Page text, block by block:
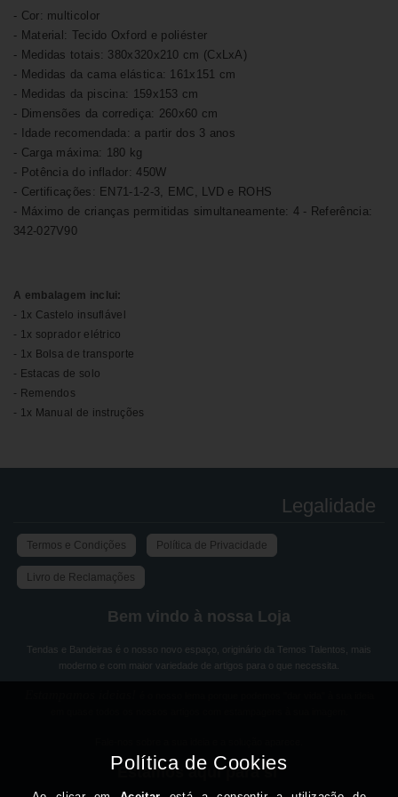
- Cor: multicolor
- Material: Tecido Oxford e poliéster
- Medidas totais: 380x320x210 cm (CxLxA)
- Medidas da cama elástica: 161x151 cm
- Medidas da piscina: 159x153 cm
- Dimensões da corrediça: 260x60 cm
- Idade recomendada: a partir dos 3 anos
- Carga máxima: 180 kg
- Potência do inflador: 450W
- Certificações: EN71-1-2-3, EMC, LVD e ROHS
- Máximo de crianças permitidas simultaneamente: 4 - Referência:
342-027V90
A embalagem inclui:
- 1x Castelo insuflável
- 1x soprador elétrico
- 1x Bolsa de transporte
- Estacas de solo
- Remendos
- 1x Manual de instruções
Legalidade
Termos e Condições Política de Privacidade
Livro de Reclamações
Bem vindo à nossa Loja
Tendas e Bandeiras é o nosso novo espaço, originário da Temos Talentos, mais
moderno e com maior variedade de artigos para o que necessita.
Estamos aqui para si